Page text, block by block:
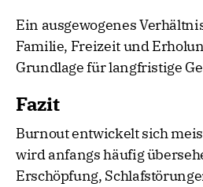
Ein ausgewogenes
Familie, Freizeit und
Grundlage für langfristige
Fazit
Burnout entwickelt sich
wird anfangs häufig
Erschöpfung,